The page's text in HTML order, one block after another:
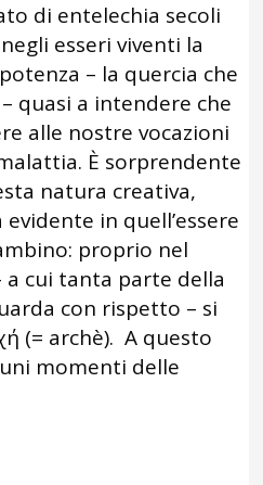
di entelechia secoli
esseri viventi la
– la quercia che
quasi a intendere che
alle nostre vocazioni
È sorprendente
natura creativa,
in quell’essere
proprio nel
cui tanta parte della
con rispetto – si
(= archè). A questo
momenti delle